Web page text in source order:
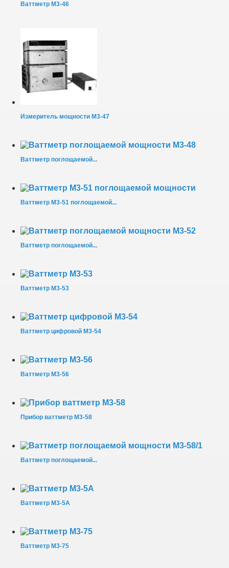
Ваттметр М3-46
Измеритель мощности М3-47
Ваттметр поглощаемой...
Ваттметр М3-51 поглощаемой...
Ваттметр поглощаемой...
Ваттметр М3-53
Ваттметр цифровой М3-54
Ваттметр М3-56
Прибор ваттметр М3-58
Ваттметр поглощаемой...
Ваттметр М3-5А
Ваттметр М3-75